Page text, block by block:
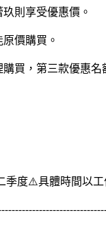
則享受優惠價。
價購買。
買，第三款優惠名
季度⚠️具體時間以